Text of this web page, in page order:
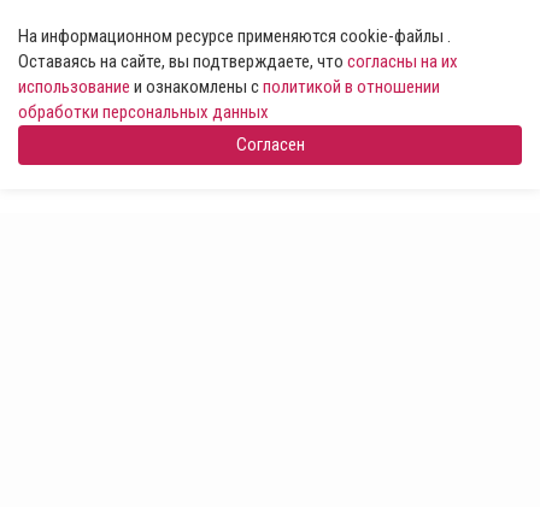
На информационном ресурсе применяются cookie-файлы .
Оставаясь на сайте, вы подтверждаете, что согласны на их
использование и ознакомлены сполитикой в отношении
обработки персональных данных
Согласен